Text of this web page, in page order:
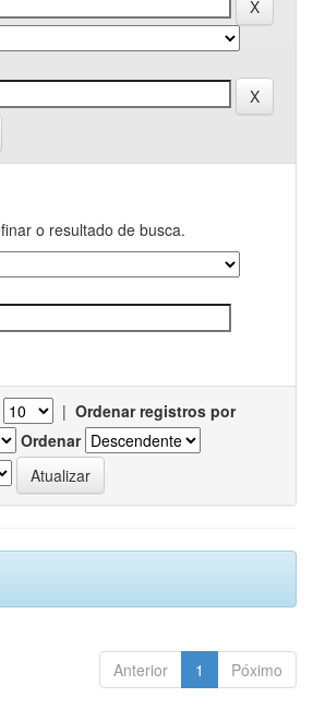
o resultado de busca.
| Ordenar registros por
Ordenar
Anterior 1 Póximo